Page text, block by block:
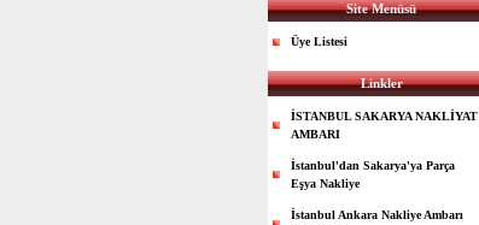
Site Menüsü
Üye Listesi
Linkler
İSTANBUL SAKARYA NAKLİYAT
AMBARI
İstanbul'dan Sakarya'ya Parça
Eşya Nakliye
İstanbul Ankara Nakliye Ambarı